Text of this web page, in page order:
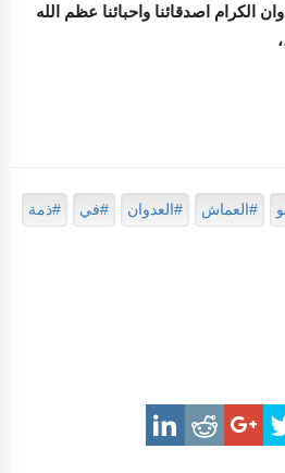
الكرام اصدقائنا واحبائنا عظم الله
#العماش #العدوان #في #ذمة